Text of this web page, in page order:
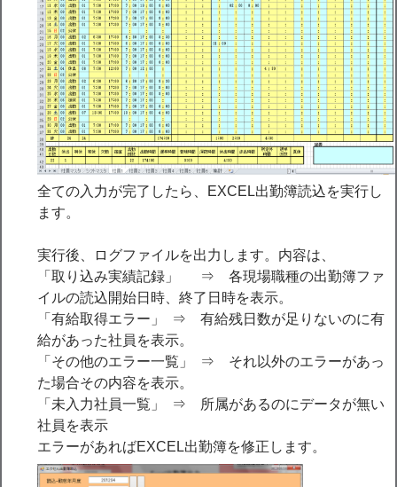
全ての入力が完了したら、EXCEL出勤簿読込を実行し
ます。
実行後、ログファイルを出力します。内容は、
「取り込み実績記録」 ⇒ 各現場職種の出勤簿ファ
イルの読込開始日時、終了日時を表示。
「有給取得エラー」 ⇒ 有給残日数が足りないのに有
給があった社員を表示。
「その他のエラー一覧」 ⇒ それ以外のエラーがあっ
た場合その内容を表示。
「未入力社員一覧」 ⇒ 所属があるのにデータが無い
社員を表示
エラーがあればEXCEL出勤簿を修正します。